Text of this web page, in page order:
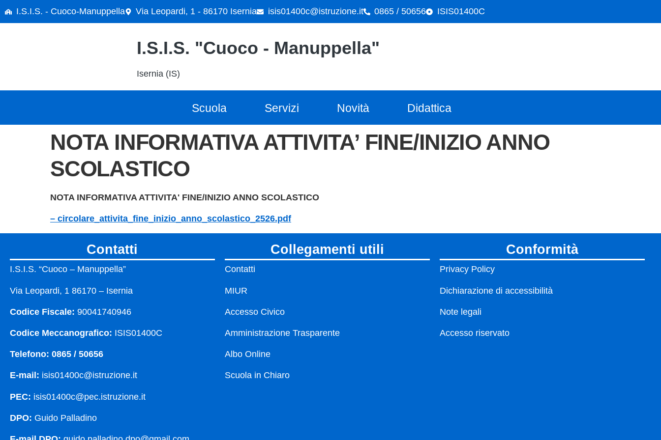
contenutoI.S.I.S. - Cuoco-Manuppella Via Leopardi, 1 - 86170 Isernia isis01400c@istruzione.it 0865 / 50656 ISIS01400C
I.S.I.S. "Cuoco - Manuppella"
Isernia (IS)
Scuola Servizi Novità Didattica
NOTA INFORMATIVA ATTIVITA’ FINE/INIZIO ANNO
SCOLASTICO
NOTA INFORMATIVA ATTIVITA' FINE/INIZIO ANNO SCOLASTICO
– circolare_attivita_fine_inizio_anno_scolastico_2526.pdf
contatti
I.S.I.S. “Cuoco – Manuppella”
Via Leopardi, 1 86170 – Isernia
Codice Fiscale: 90041740946
Codice Meccanografico: ISIS01400C
Telefono: 0865 / 50656
E-mail: isis01400c@istruzione.it
PEC: isis01400c@pec.istruzione.it
DPO: Guido Palladino
collegamenti utili
Contatti
MIUR
Accesso Civico
Amministrazione Trasparente
Albo Online
Scuola in Chiaro
conformità
Privacy Policy
Dichiarazione di accessibilità
Note legali
Accesso riservato